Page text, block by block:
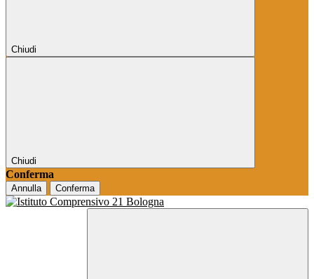
Chiudi
Chiudi
Conferma
Annulla Conferma